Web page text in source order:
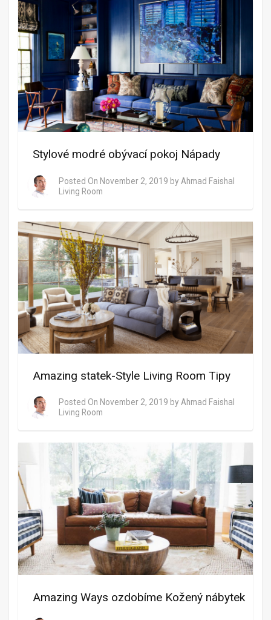
Stylové modré obývací pokoj Nápady
Posted On November 2, 2019 by Ahmad Faishal
Living Room
Amazing statek-Style Living Room Tipy
Posted On November 2, 2019 by Ahmad Faishal
Living Room
Amazing Ways ozdobíme Kožený nábytek